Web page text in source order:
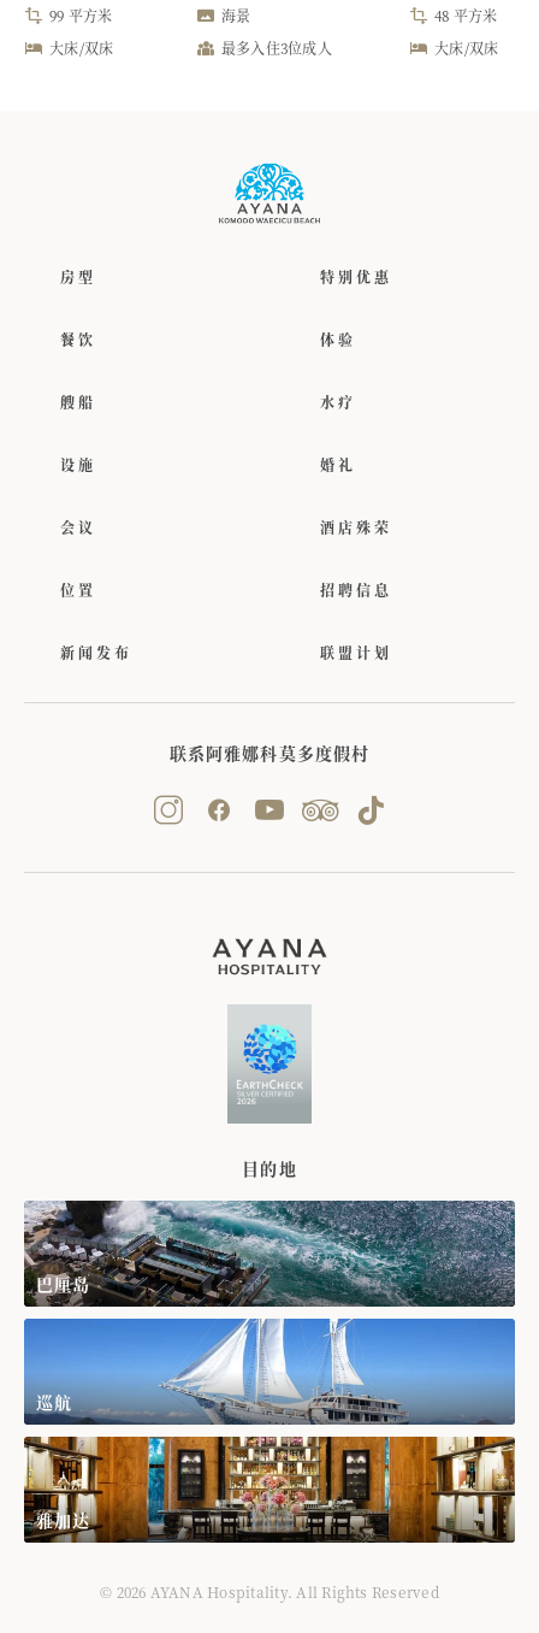
99 平方米
大床/双床
海景
最多入住3位成人
48 平方米
大床/双床
房型 特别优惠
餐饮 体验
艘船 水疗
设施 婚礼
会议 酒店殊荣
位置 招聘信息
新闻发布 联盟计划
联系阿雅娜科莫多度假村
目的地
巴厘岛
巡航
雅加达
© 2026 AYANA Hospitality. All Rights Reserved